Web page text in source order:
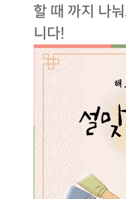
할 때 까지 나
니다!